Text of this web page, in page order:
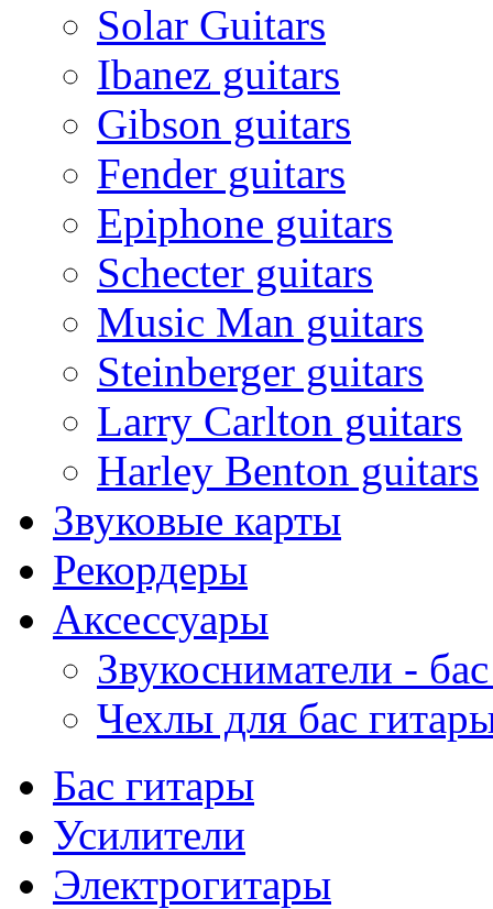
Solar Guitars
Ibanez guitars
Gibson guitars
Fender guitars
Epiphone guitars
Schecter guitars
Music Man guitars
Steinberger guitars
Larry Carlton guitars
Harley Benton guitars
Звуковые карты
Рекордеры
Аксессуары
Звукосниматели -
Чехлы для бас
Бас гитары
Усилители
Электрогитары